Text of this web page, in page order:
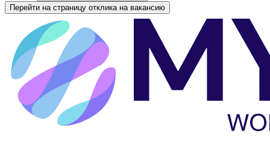
Перейти на страницу отклика на вакансию